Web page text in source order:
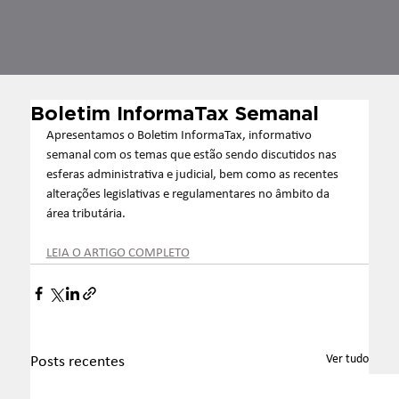
Boletim InformaTax Semanal
Apresentamos o Boletim InformaTax, informativo
semanal com os temas que estão sendo discutidos nas
esferas administrativa e judicial, bem como as recentes
alterações legislativas e regulamentares no âmbito da
área tributária.
LEIA O ARTIGO COMPLETO
Posts recentes Ver tudo